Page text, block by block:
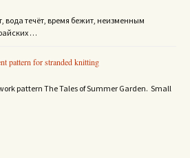
вода течёт, время бежит, неизменным
…
pattern for stranded knitting
pattern The Tales of Summer Garden. Small